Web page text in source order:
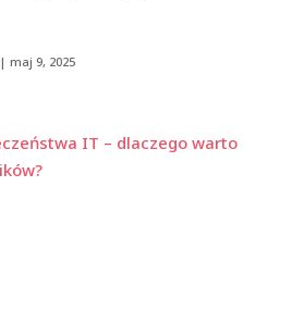
|maj 9, 2025